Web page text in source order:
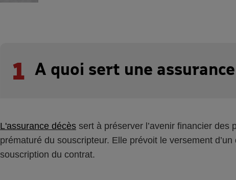
1 A quoi sert une
L'assurance décès sert à préserver l’avenir financier des
prématuré du souscripteur. Elle prévoit le versement
souscription du contrat.